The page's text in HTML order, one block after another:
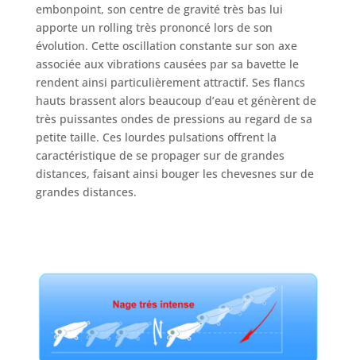
embonpoint, son centre de gravité très bas lui
apporte un rolling très prononcé lors de son
évolution. Cette oscillation constante sur son axe
associée aux vibrations causées par sa bavette le
rendent ainsi particulièrement attractif. Ses flancs
hauts brassent alors beaucoup d’eau et génèrent de
très puissantes ondes de pressions au regard de sa
petite taille. Ces lourdes pulsations offrent la
caractéristique de se propager sur de grandes
distances, faisant ainsi bouger les chevesnes sur de
grandes distances.